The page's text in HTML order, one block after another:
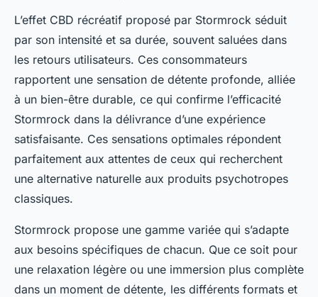
L’effet CBD récréatif proposé par Stormrock séduit
par son intensité et sa durée, souvent saluées dans
les retours utilisateurs. Ces consommateurs
rapportent une sensation de détente profonde, alliée
à un bien-être durable, ce qui confirme l’efficacité
Stormrock dans la délivrance d’une expérience
satisfaisante. Ces sensations optimales répondent
parfaitement aux attentes de ceux qui recherchent
une alternative naturelle aux produits psychotropes
classiques.
Stormrock propose une gamme variée qui s’adapte
aux besoins spécifiques de chacun. Que ce soit pour
une relaxation légère ou une immersion plus complète
dans un moment de détente, les différents formats et